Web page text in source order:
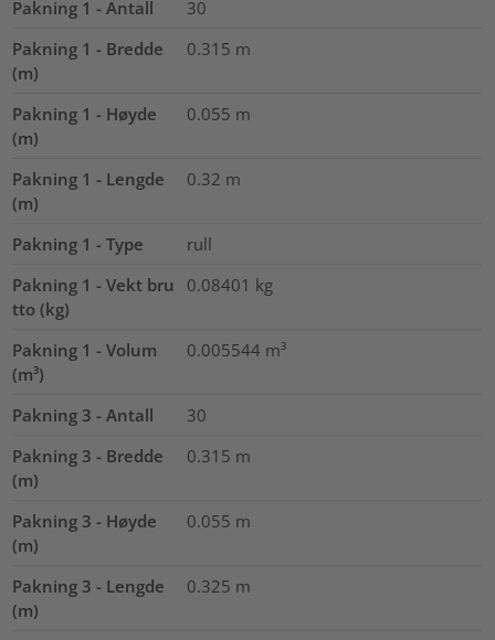
Pakning 1 - Antall
30
Pakning 1 - Bredde
(m)
0.315 m
Pakning 1 - Høyde
(m)
0.055 m
Pakning 1 - Lengde
(m)
0.32 m
Pakning 1 - Type
rull
Pakning 1 - Vekt bru
tto (kg)
0.08401 kg
Pakning 1 - Volum
(m³)
0.005544 m³
Pakning 3 - Antall
30
Pakning 3 - Bredde
(m)
0.315 m
Pakning 3 - Høyde
(m)
0.055 m
Pakning 3 - Lengde
(m)
0.325 m